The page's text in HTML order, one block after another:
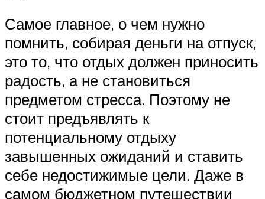
Самое главное, о чем нужно
помнить, собирая деньги на отпуск,
это то, что отдых должен приносить
радость, а не становиться
предметом стресса. Поэтому не
стоит предъявлять к
потенциальному отдыху
завышенных ожиданий и ставить
себе недостижимые цели. Даже в
самом бюджетном путешествии